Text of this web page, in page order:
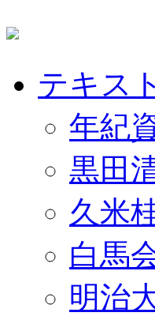
テキスト
年紀
黒田
久米
白馬
明治